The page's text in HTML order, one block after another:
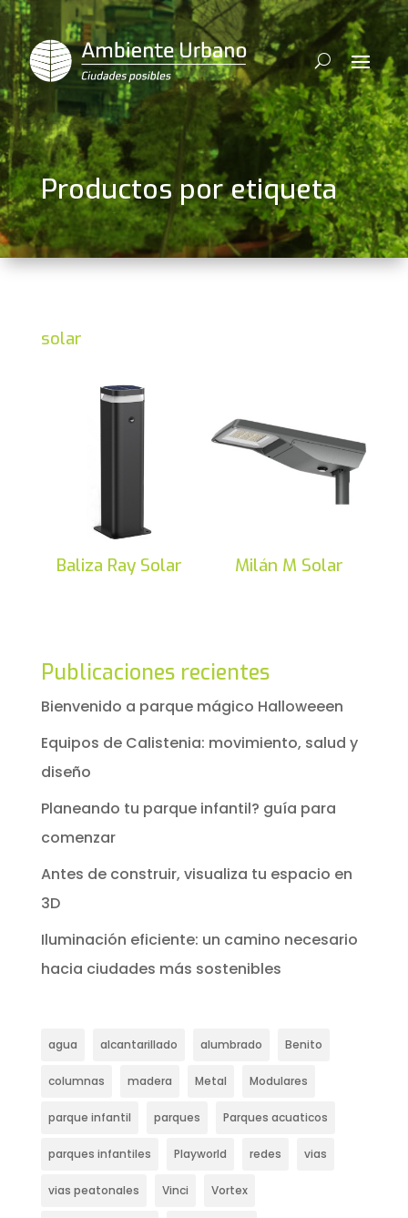
Productos por etiqueta
solar
Baliza Ray Solar Milán M Solar
Publicaciones recientes
Bienvenido a parque mágico Halloweeen
Equipos de Calistenia: movimiento, salud y
diseño
Planeando tu parque infantil? guía para
comenzar
Antes de construir, visualiza tu espacio en
3D
Iluminación eficiente: un camino necesario
hacia ciudades más sostenibles
agua alcantarillado alumbrado Benito
columnas madera Metal Modulares
parque infantil parques Parques acuaticos
parques infantiles Playworld redes vias
vias peatonales Vinci Vortex